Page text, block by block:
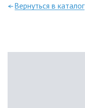
—Вернуться в каталог